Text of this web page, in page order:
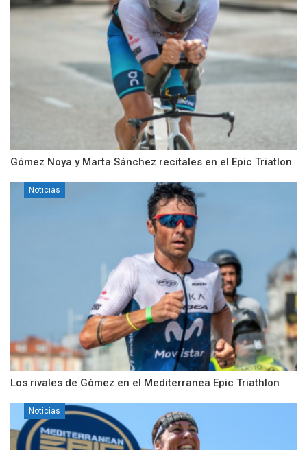
Gómez Noya y Marta Sánchez recitales en el Epic Triatlon
Noticias
Los rivales de Gómez en el Mediterranea Epic Triathlon
Noticias